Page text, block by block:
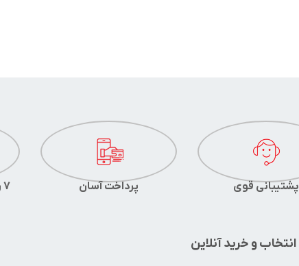
7 روز ضمانت بازگشت کالا پرداخت آسان پشتیبانی قوی
و خرید آنلاین